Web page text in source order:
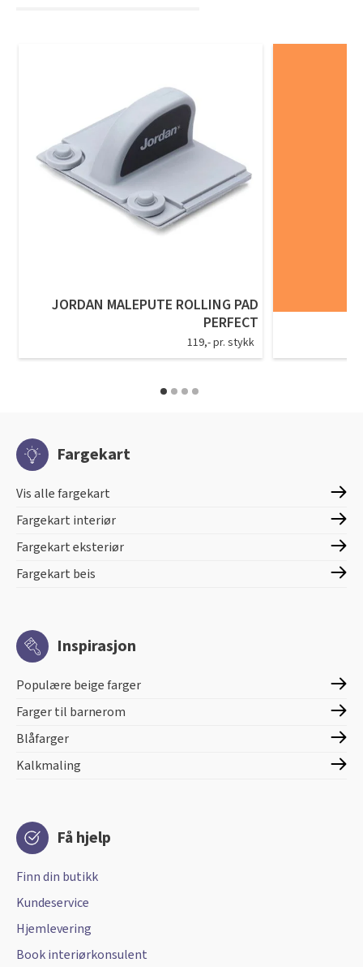
JORDAN MALEPUTE ROLLING PAD
PERFECT
119,- pr. stykk
Fargekart
Vis alle fargekart
Fargekart interiør
Fargekart eksteriør
Fargekart beis
Inspirasjon
Populære beige farger
Farger til barnerom
Blåfarger
Kalkmaling
Få hjelp
Finn din butikk
Kundeservice
Hjemlevering
Book interiørkonsulent